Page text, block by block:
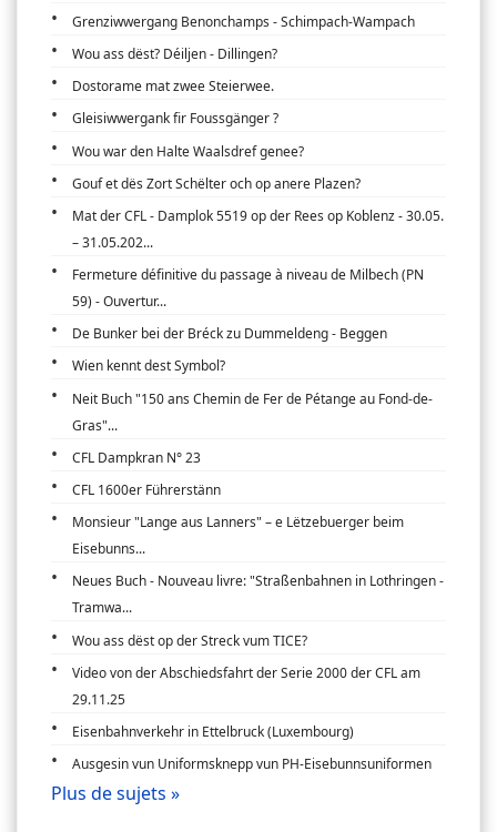
Grenziwwergang Benonchamps - Schimpach-Wampach
Wou ass dëst? Déiljen - Dillingen?
Dostorame mat zwee Steierwee.
Gleisiwwergank fir Foussgänger ?
Wou war den Halte Waalsdref genee?
Gouf et dës Zort Schëlter och op anere Plazen?
Mat der CFL - Damplok 5519 op der Rees op Koblenz - 30.05.
– 31.05.202...
Fermeture définitive du passage à niveau de Milbech (PN
59) - Ouvertur...
De Bunker bei der Bréck zu Dummeldeng - Beggen
Wien kennt dest Symbol?
Neit Buch "150 ans Chemin de Fer de Pétange au Fond-de-
Gras"...
CFL Dampkran N° 23
CFL 1600er Führerstänn
Monsieur "Lange aus Lanners" – e Lëtzebuerger beim
Eisebunns...
Neues Buch - Nouveau livre: "Straßenbahnen in Lothringen -
Tramwa...
Wou ass dëst op der Streck vum TICE?
Video von der Abschiedsfahrt der Serie 2000 der CFL am
29.11.25
Eisenbahnverkehr in Ettelbruck (Luxembourg)
Ausgesin vun Uniformsknepp vun PH-Eisebunnsuniformen
Plus de sujets »